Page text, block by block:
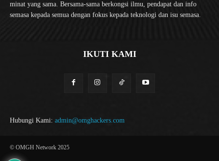
minat yang sama. Bersama-sama berkongsi ilmu, pendapat dan info
semasa kepada semua dengan fokus kepada teknologi dan isu semasa.
IKUTI KAMI
Hubungi Kami: admin@omghackers.com
© OMGH Network 2025